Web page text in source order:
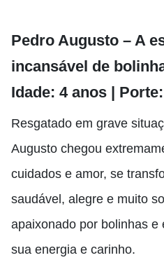
Pedro Augusto – A
incansável de
Idade: 4 anos |
Resgatado em grave
Augusto chegou
cuidados e amor, se
saudável, alegre e muito
apaixonado por bolinhas e
sua energia e carinho.